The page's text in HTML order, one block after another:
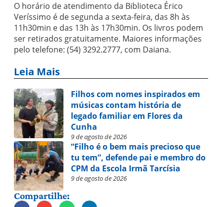
O horário de atendimento da Biblioteca Érico
Veríssimo é de segunda a sexta-feira, das 8h às
11h30min e das 13h às 17h30min. Os livros podem
ser retirados gratuitamente. Maiores informações
pelo telefone: (54) 3292.2777, com Daiana.
Leia Mais
Filhos com nomes inspirados em
músicas contam história de
legado familiar em Flores da
Cunha
9 de agosto de 2026
“Filho é o bem mais precioso que
tu tem”, defende pai e membro do
CPM da Escola Irmã Tarcísia
9 de agosto de 2026
Compartilhe: